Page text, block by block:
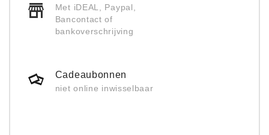
Met iDEAL, Paypal,
Bancontact of
bankoverschrijving
Cadeaubonnen
niet online inwisselbaar